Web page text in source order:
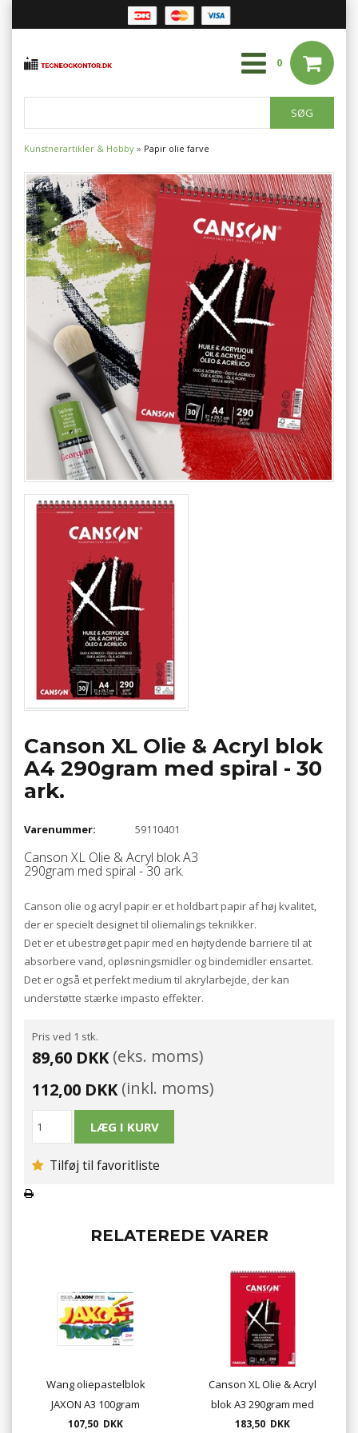
0
Kunstnerartikler & Hobby » Papir olie farve
Canson XL Olie & Acryl blok
A4 290gram med spiral - 30
ark.
Varenummer: 59110401
Canson XL Olie & Acryl blok A3
290gram med spiral - 30 ark.
Canson olie og acryl papir er et holdbart papir af høj kvalitet,
der er specielt designet til oliemalings teknikker.
Det er et ubestrøget papir med en højtydende barriere til at
absorbere vand, opløsningsmidler og bindemidler ensartet.
Det er også et perfekt medium til akrylarbejde, der kan
understøtte stærke impasto effekter.
Pris ved 1 stk.
89,60 DKK(eks. moms)
112,00 DKK(inkl. moms)
Tilføj til favoritliste
RELATEREDE VARER
Wang oliepastelblok
JAXON A3 100gram
107,50 DKK
Canson XL Olie & Acryl
blok A3 290gram med
spiral - 30 ark.
183,50 DKK